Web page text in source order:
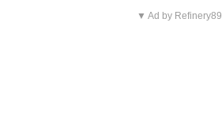
▼ Ad by Refinery89